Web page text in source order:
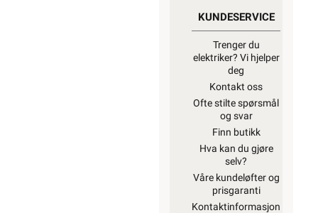
KUNDESERVICE
Trenger du
elektriker? Vi hjelper
deg
Kontakt oss
Ofte stilte spørsmål
og svar
Finn butikk
Hva kan du gjøre
selv?
Våre kundeløfter og
prisgaranti
Kontaktinformasjon